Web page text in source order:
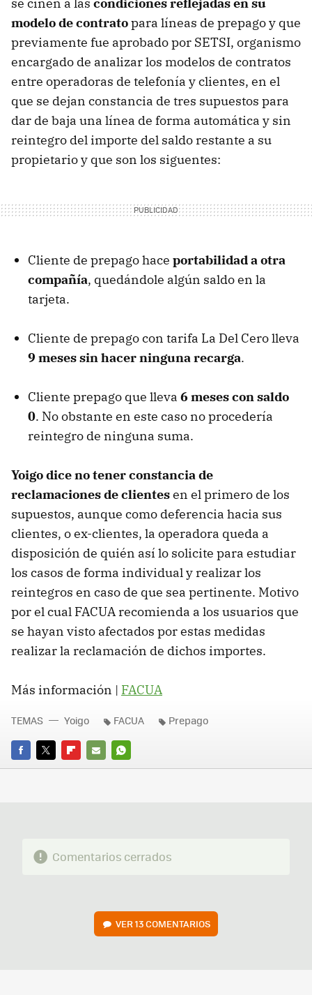
se ciñen a las condiciones reflejadas en su
modelo de contratopara líneas de prepago y que
previamente fue aprobado por SETSI, organismo
encargado de analizar los modelos de contratos
entre operadoras de telefonía y clientes, en el
que se dejan constancia de tres supuestos para
dar de baja una línea de forma automática y sin
reintegro del importe del saldo restante a su
propietario y que son los siguentes:
Cliente de prepago hace portabilidad a otra
compañía, quedándole algún saldo en la
tarjeta.
Cliente de prepago con tarifa La Del Cero lleva
9 meses sin hacer ninguna recarga.
Cliente prepago que lleva 6 meses con saldo
0. No obstante en este caso no procedería
reintegro de ninguna suma.
Yoigo dice no tener constancia de
reclamaciones de clientesen el primero de los
supuestos, aunque como deferencia hacia sus
clientes, o ex-clientes, la operadora queda a
disposición de quién así lo solicite para estudiar
los casos de forma individual y realizar los
reintegros en caso de que sea pertinente. Motivo
por el cual FACUA recomienda a los usuarios que
se hayan visto afectados por estas medidas
realizar la reclamación de dichos importes.
Más información | FACUA
FACEBOOK
TWITTERFLIPBOARD
E-
WHATSAPP
TEMAS Yoigo FACUA Prepago
Comentarios cerrados
VER 13 COMENTARIOS